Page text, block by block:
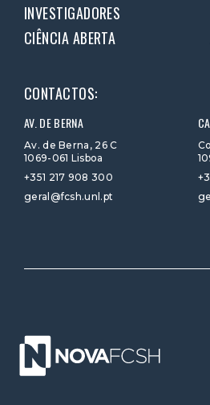
INVESTIGADORES
CIÊNCIA ABERTA
CONTACTOS:
AV. DE BERNA
Av. de Berna, 26 C
1069-061 Lisboa
+351 217 908 300
geral@fcsh.unl.pt